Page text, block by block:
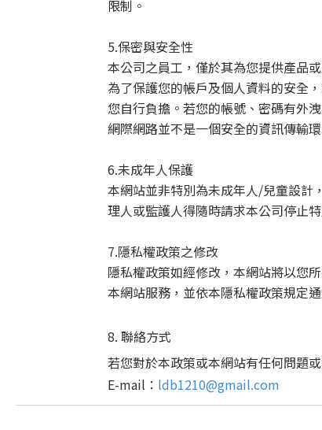
限制。
5.保密與安全性
本公司之員工，僅於其為您提供產品
為了保護您的帳戶及個人資料的安全
您自行負擔。若您的帳號、密碼有外
網際網路並不是一個安全的資訊傳輸
6.未成年人保護
本網站並非特別為未成年人/兒童設計
理人或監護人得隨時請求本公司停止
7.隱私權政策之修改
隱私權政策如經修改，本網站將以您
本網站服務，並依本隱私權政策規定
8. 聯絡方式
若您對於本政策或本網站有任何問題
E-mail： ldb1210@gmail.com